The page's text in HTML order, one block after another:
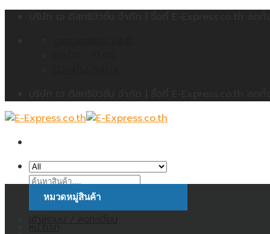
ค้นหา:
หมวดหมู่สินค้า